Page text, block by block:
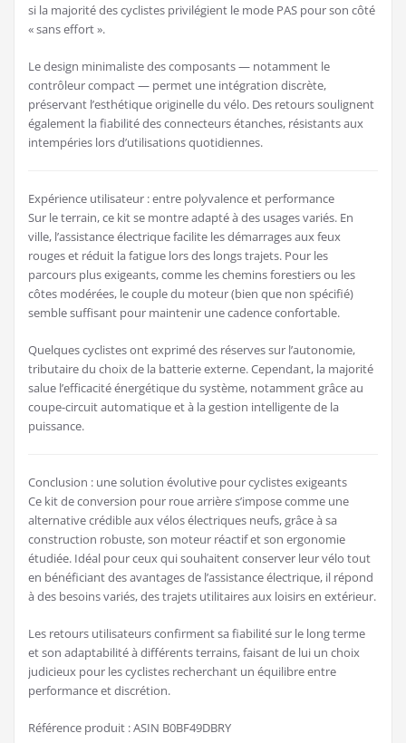
si la majorité des cyclistes privilégient le mode PAS pour son côté
« sans effort ».
Le design minimaliste des composants — notamment le
contrôleur compact — permet une intégration discrète,
préservant l’esthétique originelle du vélo. Des retours soulignent
également la fiabilité des connecteurs étanches, résistants aux
intempéries lors d’utilisations quotidiennes.
Expérience utilisateur : entre polyvalence et performance
Sur le terrain, ce kit se montre adapté à des usages variés. En
ville, l’assistance électrique facilite les démarrages aux feux
rouges et réduit la fatigue lors des longs trajets. Pour les
parcours plus exigeants, comme les chemins forestiers ou les
côtes modérées, le couple du moteur (bien que non spécifié)
semble suffisant pour maintenir une cadence confortable.
Quelques cyclistes ont exprimé des réserves sur l’autonomie,
tributaire du choix de la batterie externe. Cependant, la majorité
salue l’efficacité énergétique du système, notamment grâce au
coupe-circuit automatique et à la gestion intelligente de la
puissance.
Conclusion : une solution évolutive pour cyclistes exigeants
Ce kit de conversion pour roue arrière s’impose comme une
alternative crédible aux vélos électriques neufs, grâce à sa
construction robuste, son moteur réactif et son ergonomie
étudiée. Idéal pour ceux qui souhaitent conserver leur vélo tout
en bénéficiant des avantages de l’assistance électrique, il répond
à des besoins variés, des trajets utilitaires aux loisirs en extérieur.
Les retours utilisateurs confirment sa fiabilité sur le long terme
et son adaptabilité à différents terrains, faisant de lui un choix
judicieux pour les cyclistes recherchant un équilibre entre
performance et discrétion.
Référence produit : ASIN B0BF49DBRY